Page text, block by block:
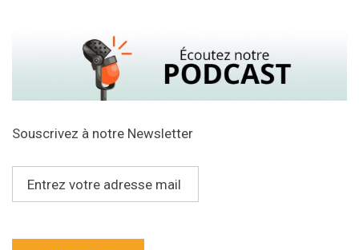
Souscrivez à notre Newsletter